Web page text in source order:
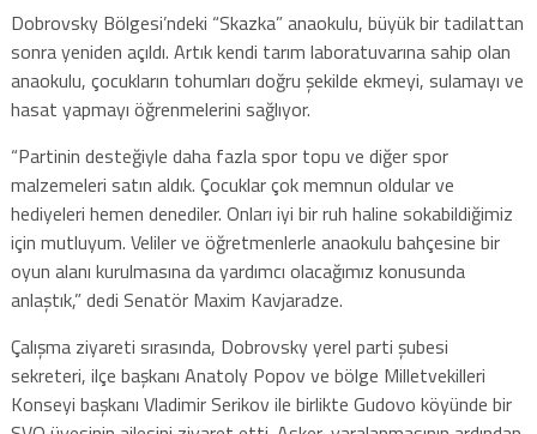
Dobrovsky Bölgesi’ndeki “Skazka” anaokulu, büyük bir tadilattan
sonra yeniden açıldı. Artık kendi tarım laboratuvarına sahip olan
anaokulu, çocukların tohumları doğru şekilde ekmeyi, sulamayı ve
hasat yapmayı öğrenmelerini sağlıyor.
“Partinin desteğiyle daha fazla spor topu ve diğer spor
malzemeleri satın aldık. Çocuklar çok memnun oldular ve
hediyeleri hemen denediler. Onları iyi bir ruh haline sokabildiğimiz
için mutluyum. Veliler ve öğretmenlerle anaokulu bahçesine bir
oyun alanı kurulmasına da yardımcı olacağımız konusunda
anlaştık,” dedi Senatör Maxim Kavjaradze.
Çalışma ziyareti sırasında, Dobrovsky yerel parti şubesi
sekreteri, ilçe başkanı Anatoly Popov ve bölge Milletvekilleri
Konseyi başkanı Vladimir Serikov ile birlikte Gudovo köyünde bir